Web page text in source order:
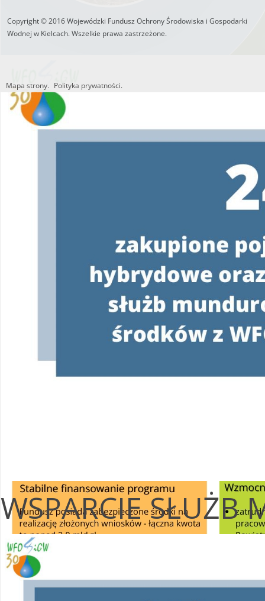
WSPARCIE SŁUŻB
Copyright © 2016 Wojewódzki Fundusz Ochrony Środowiska i Gospodarki
Wodnej w Kielcach. Wszelkie prawa zastrzeżone.
Mapa strony. Polityka prywatności.